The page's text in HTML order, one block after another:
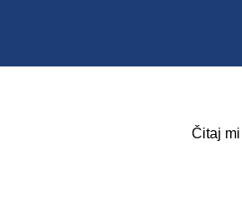
Čitaj mi